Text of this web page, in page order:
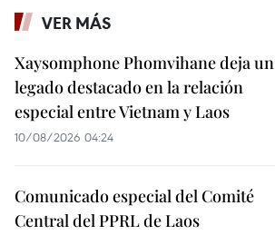
VER MÁS
Xaysomphone Phomvihane deja un
legado destacado en la relación
especial entre Vietnam y Laos
10/08/2026 04:24
Comunicado especial del Comité
Central del PPRL de Laos